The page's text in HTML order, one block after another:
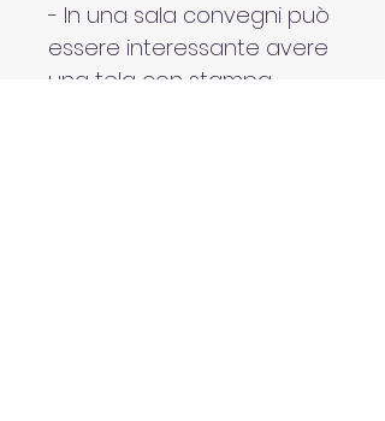
- In una sala convegni può
essere interessante avere
una tela con stampa